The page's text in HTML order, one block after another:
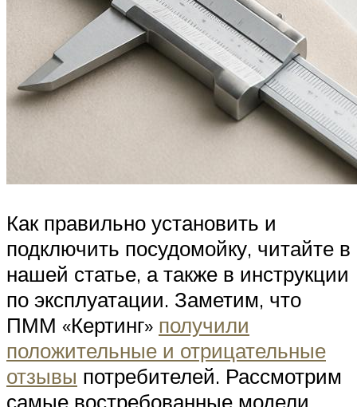
Как правильно установить и
подключить посудомойку, читайте в
нашей статье, а также в инструкции
по эксплуатации. Заметим, что
ПММ «Кертинг» получили
положительные и отрицательные
отзывы потребителей. Рассмотрим
самые востребованные модели.